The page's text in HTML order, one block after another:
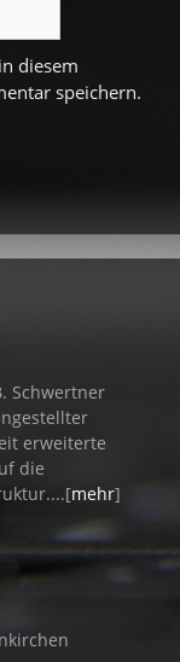
diesem
speichern.
Schwertner
erweiterte
die
mehr]